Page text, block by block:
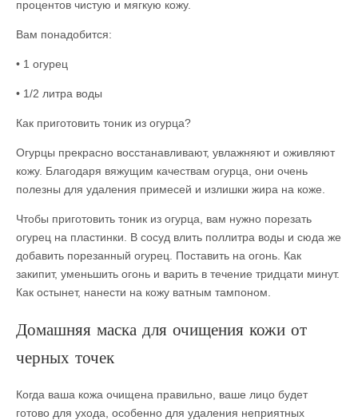
процентов чистую и мягкую кожу.
Вам понадобится:
• 1 огурец
• 1/2 литра воды
Как приготовить тоник из огурца?
Огурцы прекрасно восстанавливают, увлажняют и оживляют
кожу. Благодаря вяжущим качествам огурца, они очень
полезны для удаления примесей и излишки жира на коже.
Чтобы приготовить тоник из огурца, вам нужно порезать
огурец на пластинки. В сосуд влить поллитра воды и сюда же
добавить порезанный огурец. Поставить на огонь. Как
закипит, уменьшить огонь и варить в течение тридцати минут.
Как остынет, нанести на кожу ватным тампоном.
Домашняя маска для очищения кожи от
черных точек
Когда ваша кожа очищена правильно, ваше лицо будет
готово для ухода, особенно для удаления неприятных